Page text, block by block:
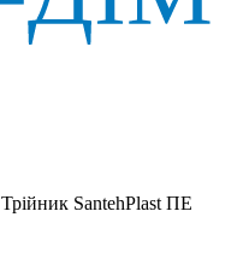
Трійник SantehPlast ПЕ